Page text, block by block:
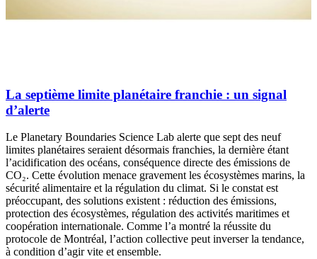
La septième limite planétaire franchie : un signal
d’alerte
Le Planetary Boundaries Science Lab alerte que sept des neuf
limites planétaires seraient désormais franchies, la dernière étant
l’acidification des océans, conséquence directe des émissions de
CO₂. Cette évolution menace gravement les écosystèmes marins, la
sécurité alimentaire et la régulation du climat. Si le constat est
préoccupant, des solutions existent : réduction des émissions,
protection des écosystèmes, régulation des activités maritimes et
coopération internationale. Comme l’a montré la réussite du
protocole de Montréal, l’action collective peut inverser la tendance,
à condition d’agir vite et ensemble.